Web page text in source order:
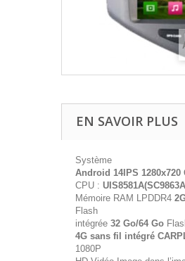
EN SAVOIR PLUS
Système
Android 14 IPS 1280x720
CPU :
Mémoire RAM LPDDR4
Flash
intégrée 32 Go/64 Go
4G sans fil intégré
1080P